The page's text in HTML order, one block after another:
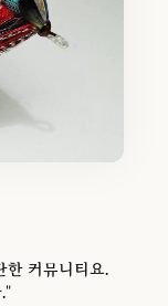
한 커뮤니티요.